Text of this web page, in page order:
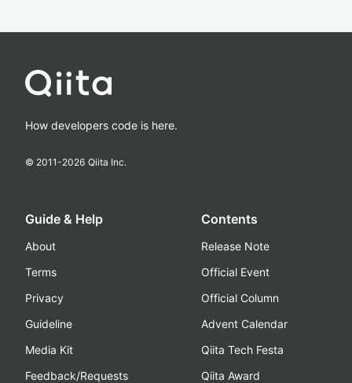
How developers code is here.
© 2011-2026 Qiita Inc.
Guide & Help
About
Terms
Privacy
Guideline
Media Kit
Feedback/Requests
Contents
Release Note
Official Event
Official Column
Advent Calendar
Qiita Tech Festa
Qiita Award